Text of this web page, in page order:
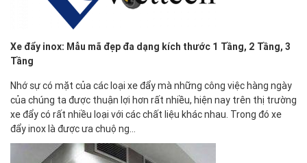
Xe đẩy inox: Mẫu mã đẹp đa dạng kích thước 1 Tầng, 2 Tầng, 3
Tầng
Nhớ sự có mặt của các loại xe đẩy mà những công việc hàng ngày
của chúng ta được thuận lợi hơn rất nhiều, hiện nay trên thị trường
xe đẩy có rất nhiều loại với các chất liệu khác nhau. Trong đó xe
đẩy inox là được ưa chuộng…